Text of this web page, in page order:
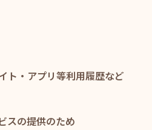
ト・アプリ等利用履歴など
スの提供のため